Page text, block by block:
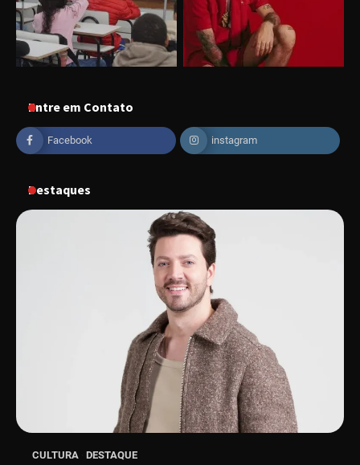
Entre em Contato
Facebook instagram
Destaques
CULTURA DESTAQUE
Uberlândia recebe o projeto “Experiência Rio”
no dia 17 de junho
em Uberlândia
gastronomia de Uberlândia em dois dias de
evento gratuito
“Uma prosa de valor” é o tema da roda de
conversa com o diretor e a produtora do
espetáculo Bárbara
“Tom na Fazenda” retorna à Uberlândia após
sucesso absoluto em 2025
Senac em Uberlândia oferece curso gratuito
de Tricologia e Terapia Capilar